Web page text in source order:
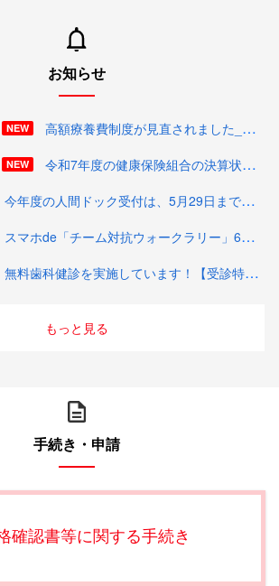
お知らせ
高額療養費制度が見直されました_けんぽだより（R08-09号）
NEW
令和7年度の健康保険組合の決算状況についてお知らせします_けんぽだより（R08-08号）
NEW
今年度の人間ドック受付は、5月29日までです_けんぽだより（R08-06号）
スマホde「チーム対抗ウォークラリー」6月1日よりスタート！参加登録をお願いします_けんぽだより（R08-05号）
無料歯科健診を実施しています！【受診特典があります】_けんぽだより（R08-04号）
もっと見る
手続き・申請
確認書等に関する手続き